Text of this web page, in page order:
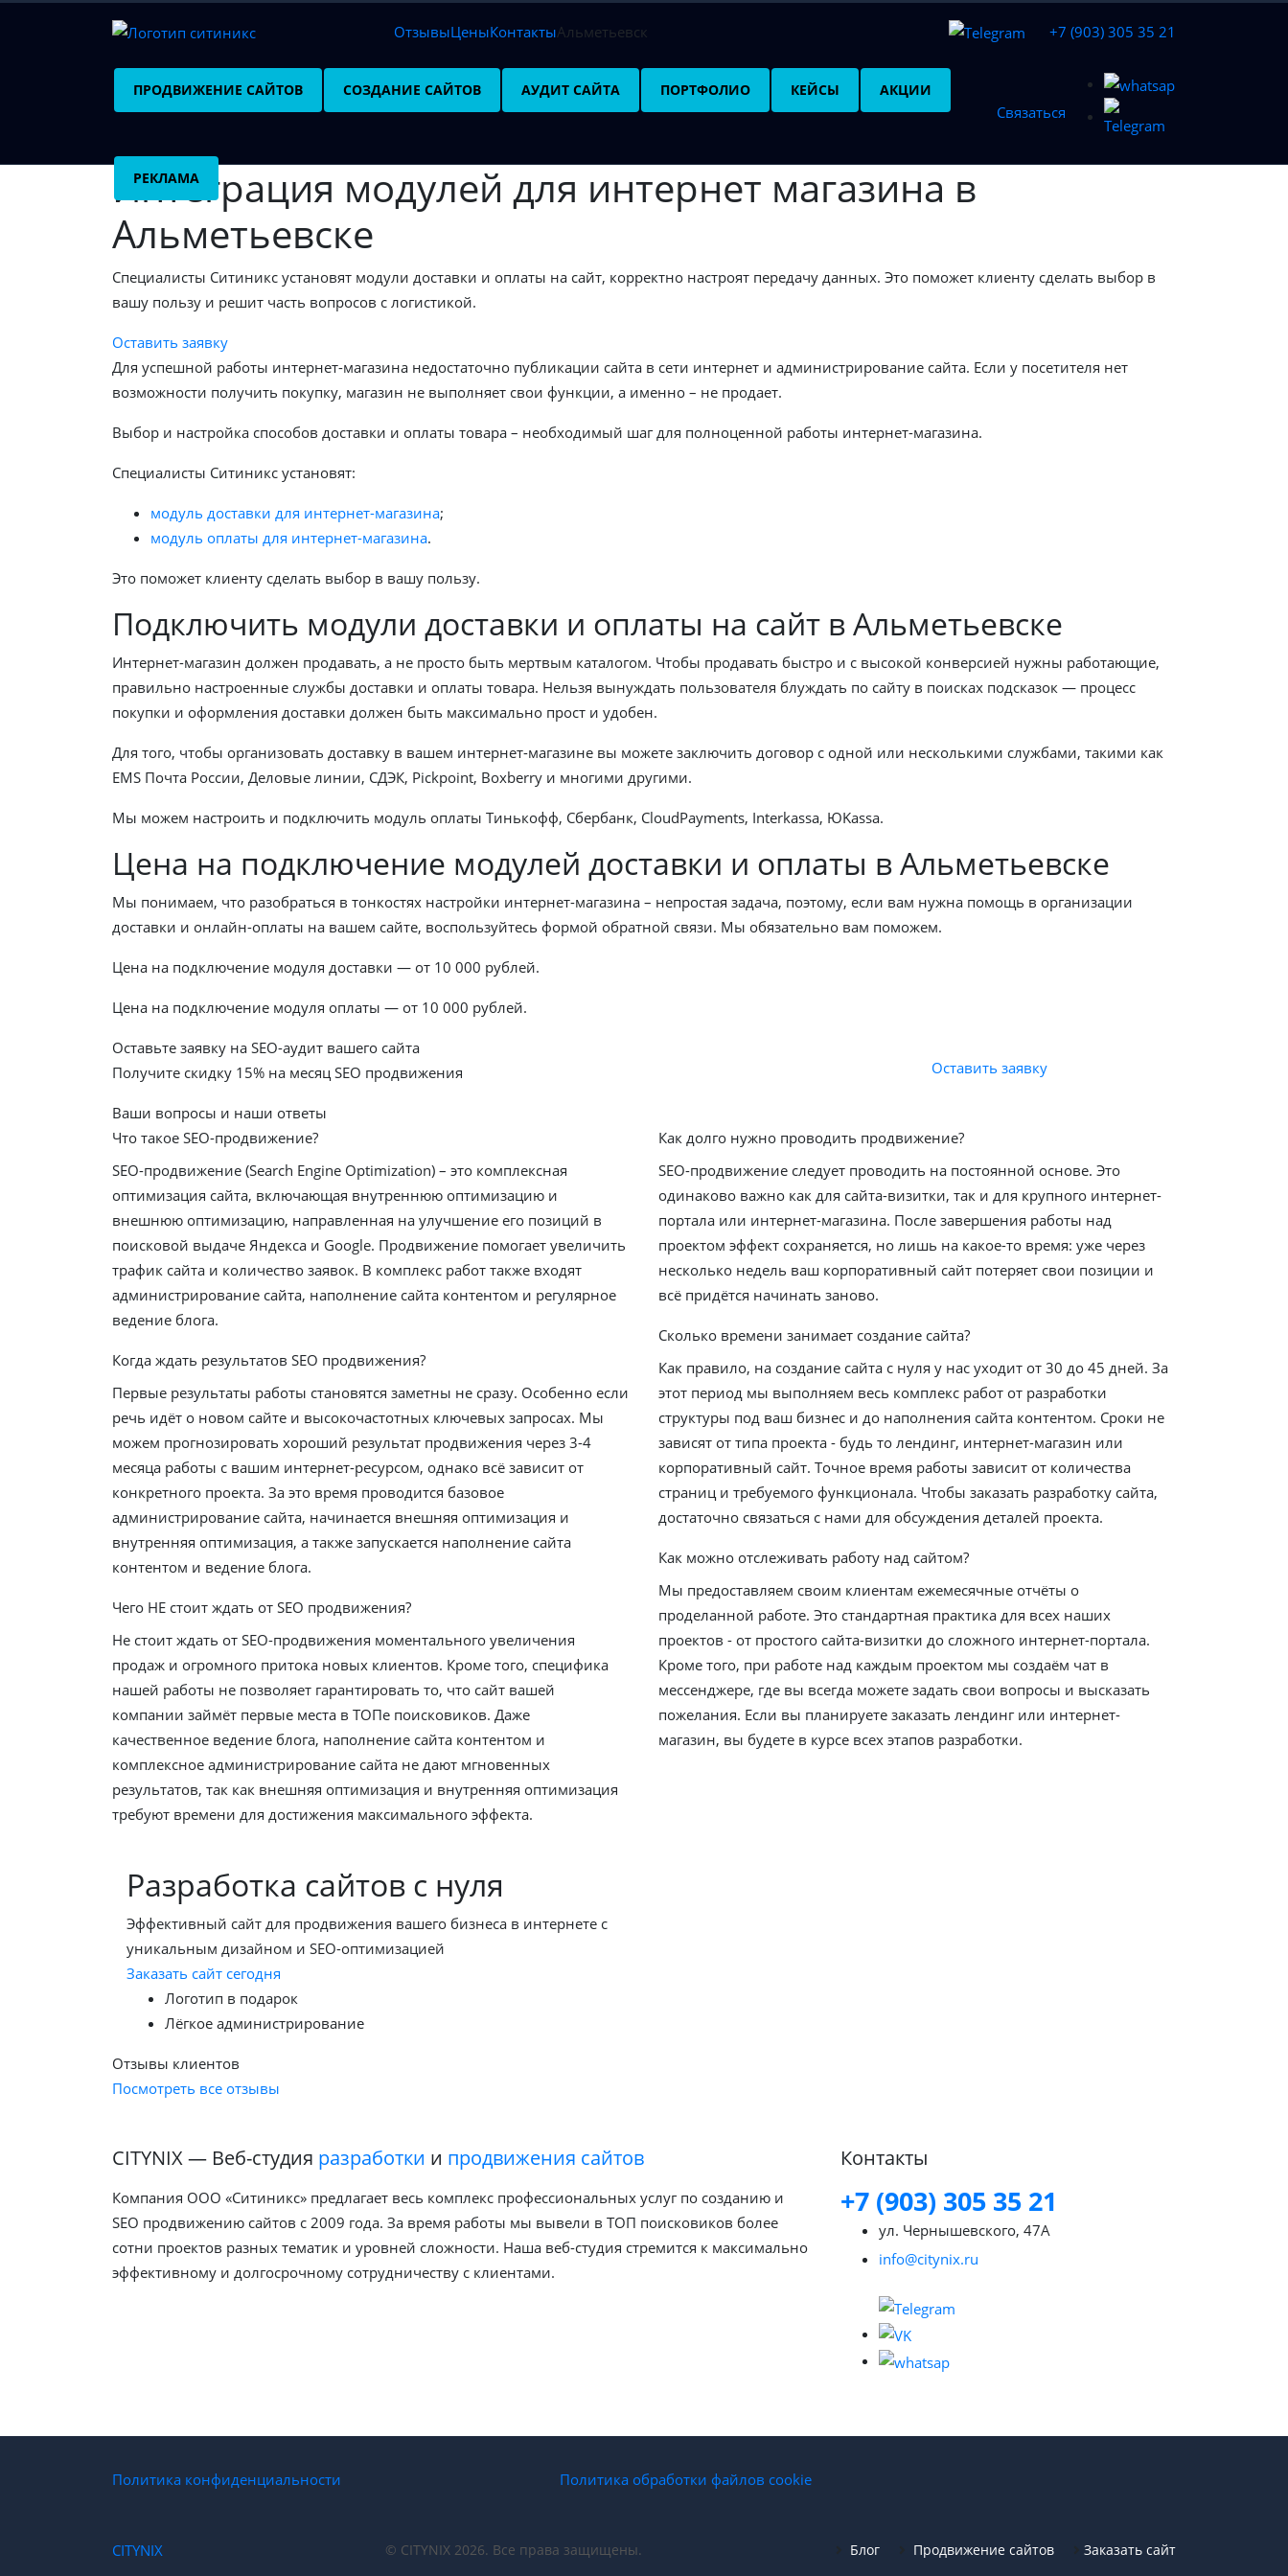
ОтзывыЦеныКонтактыАльметьевск +7 (903) 305 35 21
ПРОДВИЖЕНИЕ САЙТОВ СОЗДАНИЕ САЙТОВ АУДИТ САЙТА ПОРТФОЛИО КЕЙСЫ АКЦИИ
РЕКЛАМА
Связаться
Интеграция модулей для интернет магазина в
Альметьевске
Специалисты Ситиникс установят модули доставки и оплаты на сайт, корректно настроят передачу данных. Это поможет клиенту сделать выбор в
вашу пользу и решит часть вопросов с логистикой.
Оставить заявку
Для успешной работы интернет-магазина недостаточно публикации сайта в сети интернет и администрирование сайта. Если у посетителя нет
возможности получить покупку, магазин не выполняет свои функции, а именно – не продает.
Выбор и настройка способов доставки и оплаты товара – необходимый шаг для полноценной работы интернет-магазина.
Специалисты Ситиникс установят:
модуль доставки для интернет-магазина;
модуль оплаты для интернет-магазина.
Это поможет клиенту сделать выбор в вашу пользу.
Подключить модули доставки и оплаты на сайт в Альметьевске
Интернет-магазин должен продавать, а не просто быть мертвым каталогом. Чтобы продавать быстро и с высокой конверсией нужны работающие,
правильно настроенные службы доставки и оплаты товара. Нельзя вынуждать пользователя блуждать по сайту в поисках подсказок — процесс
покупки и оформления доставки должен быть максимально прост и удобен.
Для того, чтобы организовать доставку в вашем интернет-магазине вы можете заключить договор с одной или несколькими службами, такими как
EMS Почта России, Деловые линии, СДЭК, Pickpoint, Boxberry и многими другими.
Мы можем настроить и подключить модуль оплаты Тинькофф, Сбербанк, CloudPayments, Interkassa, ЮKassa.
Цена на подключение модулей доставки и оплаты в Альметьевске
Мы понимаем, что разобраться в тонкостях настройки интернет-магазина – непростая задача, поэтому, если вам нужна помощь в организации
доставки и онлайн-оплаты на вашем сайте, воспользуйтесь формой обратной связи. Мы обязательно вам поможем.
Цена на подключение модуля доставки — от 10 000 рублей.
Цена на подключение модуля оплаты — от 10 000 рублей.
Оставьте заявку на SEO-аудит вашего сайта
Получите скидку 15% на месяц SEO продвижения Оставить заявку
Ваши вопросы и наши ответы
Что такое SEO-продвижение?
SEO-продвижение (Search Engine Optimization) – это комплексная
оптимизация сайта, включающая внутреннюю оптимизацию и
внешнюю оптимизацию, направленная на улучшение его позиций в
поисковой выдаче Яндекса и Google. Продвижение помогает увеличить
трафик сайта и количество заявок. В комплекс работ также входят
администрирование сайта, наполнение сайта контентом и регулярное
ведение блога.
Когда ждать результатов SEO продвижения?
Первые результаты работы становятся заметны не сразу. Особенно если
речь идёт о новом сайте и высокочастотных ключевых запросах. Мы
можем прогнозировать хороший результат продвижения через 3-4
месяца работы с вашим интернет-ресурсом, однако всё зависит от
конкретного проекта. За это время проводится базовое
администрирование сайта, начинается внешняя оптимизация и
внутренняя оптимизация, а также запускается наполнение сайта
контентом и ведение блога.
Чего НЕ стоит ждать от SEO продвижения?
Не стоит ждать от SEO-продвижения моментального увеличения
продаж и огромного притока новых клиентов. Кроме того, специфика
нашей работы не позволяет гарантировать то, что сайт вашей
компании займёт первые места в ТОПе поисковиков. Даже
качественное ведение блога, наполнение сайта контентом и
комплексное администрирование сайта не дают мгновенных
результатов, так как внешняя оптимизация и внутренняя оптимизация
требуют времени для достижения максимального эффекта.
Как долго нужно проводить продвижение?
SEO-продвижение следует проводить на постоянной основе. Это
одинаково важно как для сайта-визитки, так и для крупного интернет-
портала или интернет-магазина. После завершения работы над
проектом эффект сохраняется, но лишь на какое-то время: уже через
несколько недель ваш корпоративный сайт потеряет свои позиции и
всё придётся начинать заново.
Сколько времени занимает создание сайта?
Как правило, на создание сайта с нуля у нас уходит от 30 до 45 дней. За
этот период мы выполняем весь комплекс работ от разработки
структуры под ваш бизнес и до наполнения сайта контентом. Сроки не
зависят от типа проекта - будь то лендинг, интернет-магазин или
корпоративный сайт. Точное время работы зависит от количества
страниц и требуемого функционала. Чтобы заказать разработку сайта,
достаточно связаться с нами для обсуждения деталей проекта.
Как можно отслеживать работу над сайтом?
Мы предоставляем своим клиентам ежемесячные отчёты о
проделанной работе. Это стандартная практика для всех наших
проектов - от простого сайта-визитки до сложного интернет-портала.
Кроме того, при работе над каждым проектом мы создаём чат в
мессенджере, где вы всегда можете задать свои вопросы и высказать
пожелания. Если вы планируете заказать лендинг или интернет-
магазин, вы будете в курсе всех этапов разработки.
Разработка сайтов с нуля
Эффективный сайт для продвижения вашего бизнеса в интернете с
уникальным дизайном и SEO-оптимизацией
Заказать сайт сегодня
Логотип в подарок
Лёгкое администрирование
Отзывы клиентов
Посмотреть все отзывы
CITYNIX — Веб-студия разработки и продвижения сайтов
Компания ООО «Ситиникс» предлагает весь комплекс профессиональных услуг по созданию и
SEO продвижению сайтов с 2009 года. За время работы мы вывели в ТОП поисковиков более
сотни проектов разных тематик и уровней сложности. Наша веб-студия стремится к максимально
эффективному и долгосрочному сотрудничеству с клиентами.
Контакты
+7 (903) 305 35 21
ул. Чернышевского, 47А
info@citynix.ru
Политика конфиденциальности Политика обработки файлов cookie
CITYNIX © CITYNIX 2026. Все права защищены. Блог Продвижение сайтов Заказать сайт